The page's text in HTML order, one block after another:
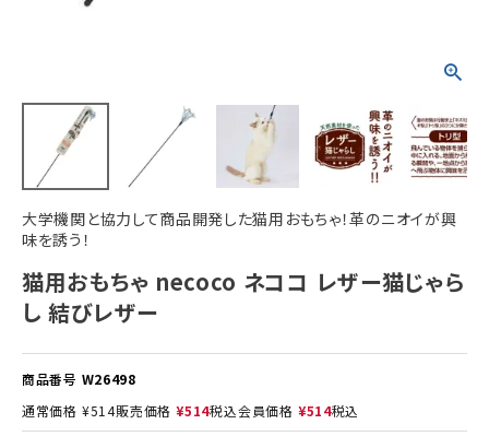
大学機関と協力して商品開発した猫用おもちゃ！革のニオイが興
味を誘う！
猫用おもちゃ necoco ネココ レザー猫じゃら
し 結びレザー
商品番号 W26498
通常価格 ¥514販売価格 ¥514税込会員価格 ¥514税込